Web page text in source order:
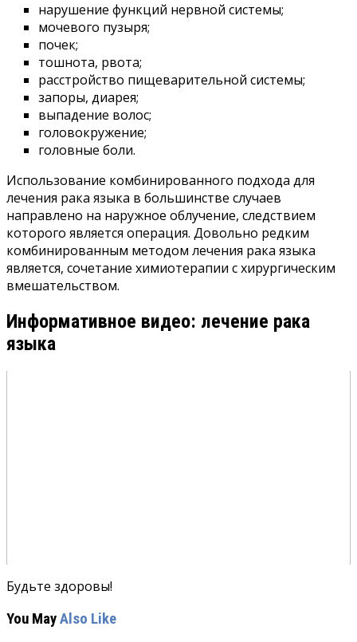
нарушение функций нервной системы;
мочевого пузыря;
почек;
тошнота, рвота;
расстройство пищеварительной системы;
запоры, диарея;
выпадение волос;
головокружение;
головные боли.
Использование комбинированного подхода для
лечения рака языка в большинстве случаев
направлено на наружное облучение, следствием
которого является операция. Довольно редким
комбинированным методом лечения рака языка
является, сочетание химиотерапии с хирургическим
вмешательством.
Информативное видео: лечение рака
языка
Будьте здоровы!
You MayAlso Like